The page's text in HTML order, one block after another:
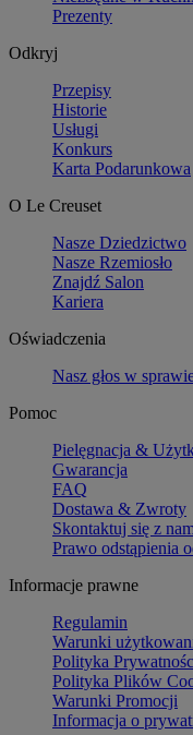
Prezenty
Odkryj
Przepisy
Historie
Usługi
Konkurs
Karta Podarunkowa
O Le Creuset
Nasze Dziedzictwo
Nasze Rzemiosło
Znajdź Salon
Kariera
Oświadczenia
Nasz głos w
Pomoc
Pielęgnacja &
Gwarancja
FAQ
Dostawa & Zwroty
Skontaktuj się z
Prawo odstąpienia
Informacje prawne
Regulamin
Warunki
Polityka
Polityka Plików
Warunki Promocji
Informacja o